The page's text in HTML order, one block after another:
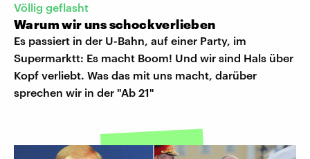
Völlig geflasht
Warum wir uns schockverlieben
Es passiert in der U-Bahn, auf einer Party, im
Supermarktt: Es macht Boom! Und wir sind Hals über
Kopf verliebt. Was das mit uns macht, darüber
sprechen wir in der "Ab 21"